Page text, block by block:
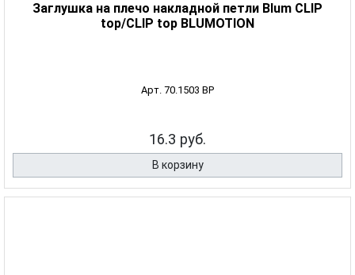
Заглушка на плечо накладной петли Blum CLIP
top/CLIP top BLUMOTION
Арт. 70.1503 BP
16.3 руб.
В корзину